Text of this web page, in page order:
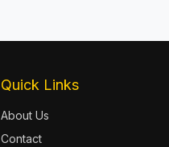
Quick Links
About Us
Contact